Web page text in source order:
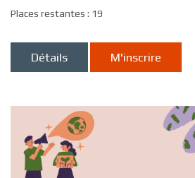
Places restantes : 19
Détails M'inscrire